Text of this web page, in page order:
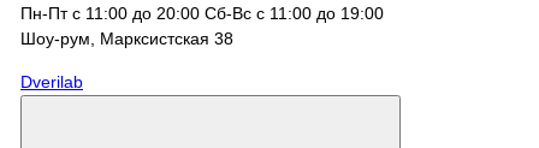
Пн-Пт с 11:00 до 20:00 Сб-Вс с 11:00 до 19:00
Шоу-рум, Марксистcкая 38
Dverilab